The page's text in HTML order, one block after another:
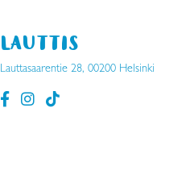
LAUTTIS
Lauttasaarentie 28, 00200 Helsinki